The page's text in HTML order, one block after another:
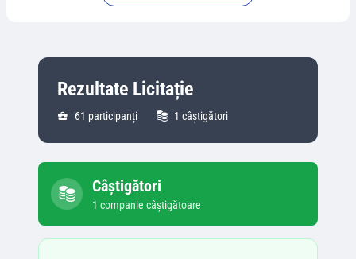
Rezultate Licitație
61 participanți 1 câștigători
Câștigători
1 companie câștigătoare